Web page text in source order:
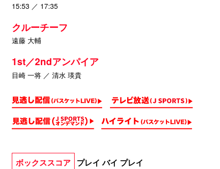
15:53 ／ 17:35
クルーチーフ
遠藤 大輔
1st／2ndアンパイア
目崎 一将 ／ 清水 瑛貴
ボックススコア プレイ バイ プレイ